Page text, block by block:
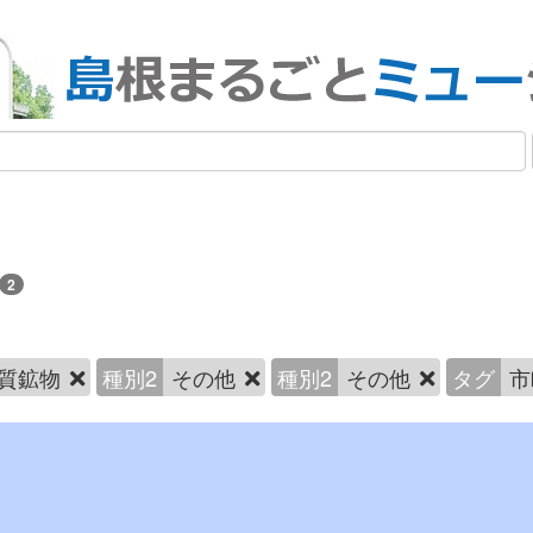
2
鉱物 種別2 その他 種別2 その他 タグ